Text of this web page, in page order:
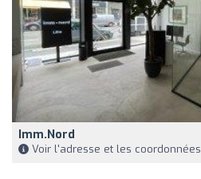
Imm.Nord
Voir l'adresse et les coordonnées